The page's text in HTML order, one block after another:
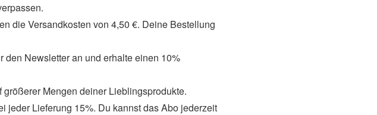
die Versandkosten von 4,50 €. Deine Bestellung
den Newsletter an und erhalte einen 10%
Mengen deiner Lieblingsprodukte.
jeder Lieferung 15%. Du kannst das Abo jederzeit